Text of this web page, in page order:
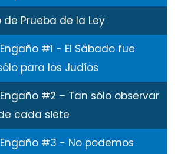
de Prueba de la Ley
#1 - El Sábado fue
para los Judíos
#2 – Tan sólo observar
cada siete
Engaño #3 - No podemos